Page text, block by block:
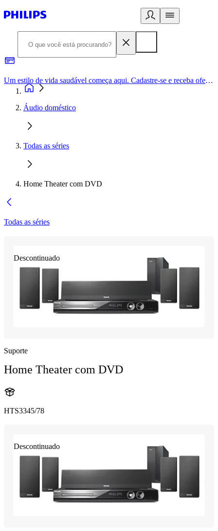
Um estilo de vida saudável começa aqui. Cadastre-se e receba ofertas exclusivas.
Áudio doméstico
Todas as séries
Home Theater com DVD
Todas as séries
Descontinuado
Suporte
Home Theater com DVD
HTS3345/78
Descontinuado